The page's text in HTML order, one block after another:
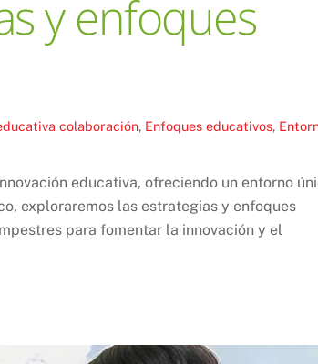
y enfoques
colaboración, Enfoques educativos,
educativa, ofreciendo un entorno
exploraremos las estrategias y enfoques
para fomentar la innovación y el